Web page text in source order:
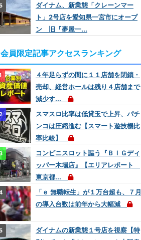
ダイナム、新業態「クレーンマー
ト」2号店を愛知県一宮市にオープ
ン 旧『夢屋一...
会員限定記事アクセスランキング
４年足らずの間に１１店舗を閉鎖・
売却、経営ホールは残り４店舗まで
減少す...
スマスロ比率は低貸玉で上昇、パチ
ンコは圧縮進む【スマート遊技機比
率比較】
コンビニスロット謳う『ＢＩＧディ
ッパー木場店』【エリアレポート
東京都...
「ｅ 無職転生」が１万台超も、７月
の導入台数は前年から大幅減
ダイナムの新業態１号店を視察【特